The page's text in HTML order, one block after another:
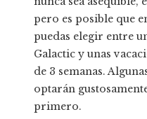
pero es posible que
puedas elegir entre
Galactic y unas
de 3 semanas.
optarán
primero.